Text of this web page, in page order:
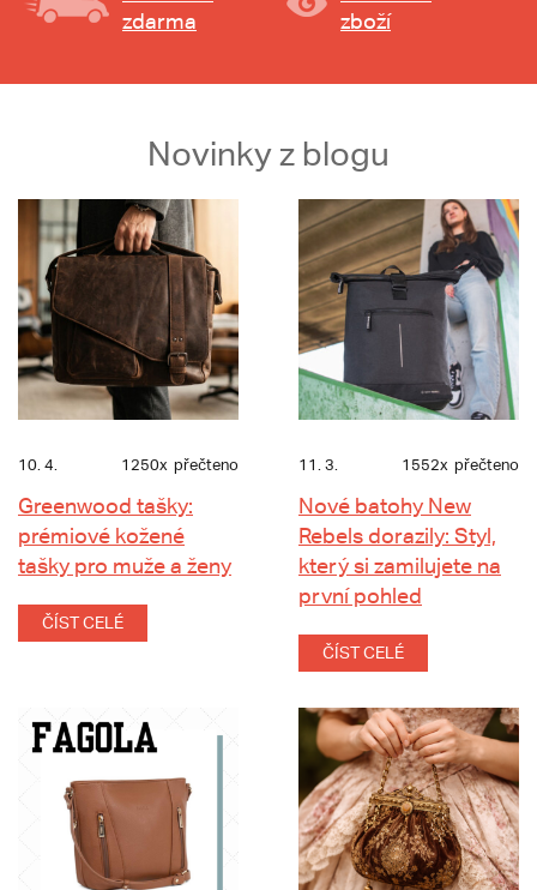
zdarma
zboží
Novinky z blogu
10. 4. 1250x přečteno
Greenwood tašky:
prémiové kožené
tašky pro muže a ženy
ČÍST CELÉ
11. 3. 1552x přečteno
Nové batohy New
Rebels dorazily: Styl,
který si zamilujete na
první pohled
ČÍST CELÉ